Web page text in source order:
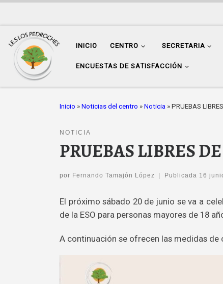
INICIO CENTRO SECRETARIA
ENCUESTAS DE SATISFACCIÓN
Inicio » Noticias del centro » Noticia » PRUEBAS
NOTICIA
PRUEBAS LIBRES
por Fernando Tamajón López | Publicada 16
El próximo sábado 20 de junio se va a
de la ESO para personas mayores de 18
A continuación se ofrecen las medidas